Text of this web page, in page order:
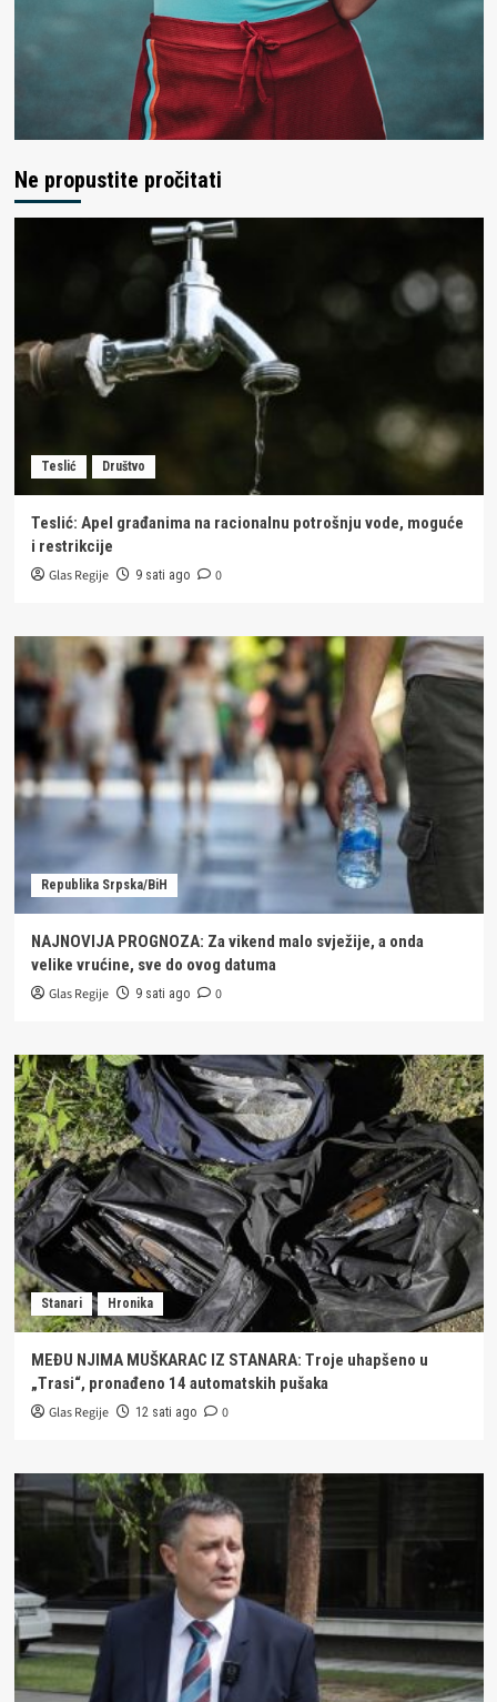
Ne propustite pročitati
Teslić Društvo
Teslić: Apel građanima na racionalnu potrošnju vode, moguće
i restrikcije
Glas Regije 9 sati ago 0
Republika Srpska/BiH
NAJNOVIJA PROGNOZA: Za vikend malo svježije, a onda
velike vrućine, sve do ovog datuma
Glas Regije 9 sati ago 0
Stanari Hronika
MEĐU NJIMA MUŠKARAC IZ STANARA: Troje uhapšeno u
„Trasi“, pronađeno 14 automatskih pušaka
Glas Regije 12 sati ago 0